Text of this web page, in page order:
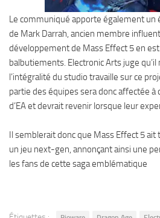
Le communiqué apporte également un
de Mark Darrah, ancien membre
développement de Mass Effect 5 en
balbutiements. Electronic Arts juge qu’il
l’intégralité du studio travaille sur ce
partie des équipes sera donc affectée à
d’EA et devrait revenir lorsque leur
Il semblerait donc que Mass Effect 5 ait
un jeu next-gen, annonçant ainsi une
les fans de cette saga emblématique